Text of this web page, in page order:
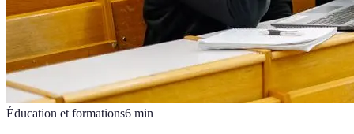
Éducation et formations6 min